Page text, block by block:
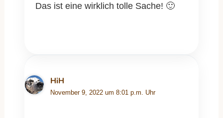
Das ist eine wirklich tolle Sache! 🙂
HiH
November 9, 2022 um 8:01 p.m. Uhr